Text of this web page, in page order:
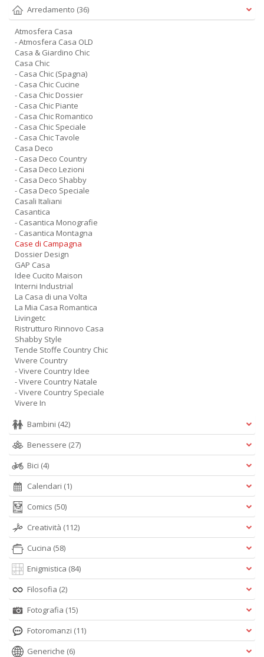
Arredamento (36)
Atmosfera Casa
- Atmosfera Casa OLD
Casa & Giardino Chic
Casa Chic
- Casa Chic (Spagna)
- Casa Chic Cucine
- Casa Chic Dossier
- Casa Chic Piante
- Casa Chic Romantico
- Casa Chic Speciale
- Casa Chic Tavole
Casa Deco
- Casa Deco Country
- Casa Deco Lezioni
- Casa Deco Shabby
- Casa Deco Speciale
Casali Italiani
Casantica
- Casantica Monografie
- Casantica Montagna
Case di Campagna
Dossier Design
GAP Casa
Idee Cucito Maison
Interni Industrial
La Casa di una Volta
La Mia Casa Romantica
Livingetc
Ristrutturo Rinnovo Casa
Shabby Style
Tende Stoffe Country Chic
Vivere Country
- Vivere Country Idee
- Vivere Country Natale
- Vivere Country Speciale
Vivere In
Bambini (42)
Benessere (27)
Bici (4)
Calendari (1)
Comics (50)
Creatività (112)
Cucina (58)
Enigmistica (84)
Filosofia (2)
Fotografia (15)
Fotoromanzi (11)
Generiche (6)